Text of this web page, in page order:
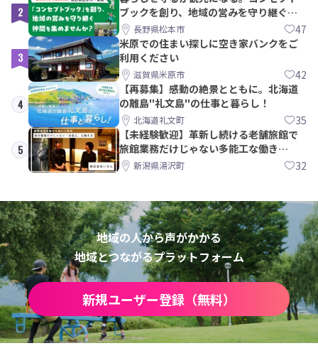
2
ブックを創り、地域の営みを守り継ぐ仲
間を集めませんか？
長野県松本市 47
3
米原での住まい探しに空き家バンクをご
利用ください
滋賀県米原市 42
4
【再募集】感動の絶景とともに。北海道
の離島"礼文島"の仕事と暮らし！
北海道礼文町 35
5
【未経験歓迎】革新し続ける老舗旅館で
旅館業務だけじゃない多能工な働き
方。 株式会社いせん
新潟県湯沢町 32
地域の人から声がかかる
地域とつながるプラットフォーム
新規ユーザー登録（無料）